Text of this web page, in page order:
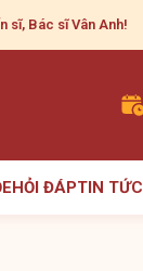
sĩ, Bác sĩ Vân Anh!
HỎI ĐÁPTIN TỨC